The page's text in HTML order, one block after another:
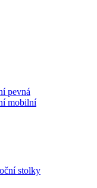
pevná
mobilní
stolky